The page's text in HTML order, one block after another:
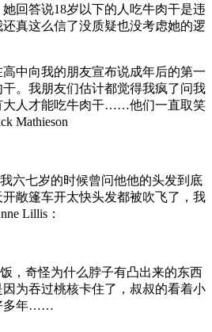
回答说18岁以下的人吃牛肉干是违
真这么信了没质疑也没考虑她的逻
中向我的朋友宣布说成年后的第一
。我朋友们估计都觉得我疯了问我
大人才能吃牛肉干……他们一直取笑
Mathieson
六七岁的时候曾问他他的头发到底
敞篷车开太快头发都被吹飞了，我
Lillis：
，奇怪为什么脖子有凸出来的东西
因为吞过桃核卡住了，叔叔的看着小
多年……